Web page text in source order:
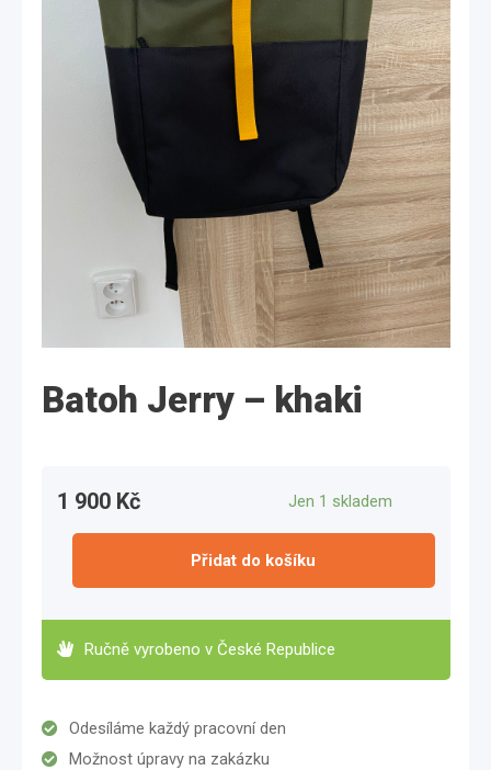
Batoh Jerry – khaki
1 900 Kč Jen 1 skladem
Přidat do košíku
Ručně vyrobeno v České Republice
Odesíláme každý pracovní den
Možnost úpravy na zakázku